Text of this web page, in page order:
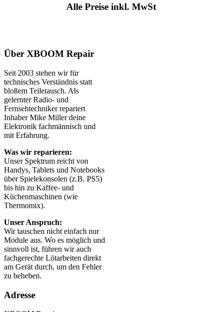
Alle Preise inkl. MwSt
Über XBOOM Repair
Seit 2003 stehen wir für
technisches Verständnis statt
bloßem Teiletausch. Als
gelernter Radio- und
Fernsehtechniker repariert
Inhaber Mike Miller deine
Elektronik fachmännisch und
mit Erfahrung.
Was wir reparieren:
Unser Spektrum reicht von
Handys, Tablets und Notebooks
über Spielekonsolen (z.B. PS5)
bis hin zu Kaffee- und
Küchenmaschinen (wie
Thermomix).
Unser Anspruch:
Wir tauschen nicht einfach nur
Module aus. Wo es möglich und
sinnvoll ist, führen wir auch
fachgerechte Lötarbeiten direkt
am Gerät durch, um den Fehler
zu beheben.
Adresse